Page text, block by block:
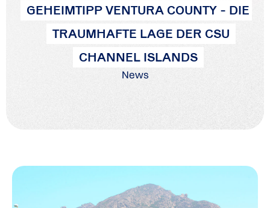
GEHEIMTIPP VENTURA COUNTY - DIE
TRAUMHAFTE LAGE DER CSU
CHANNEL ISLANDS
News